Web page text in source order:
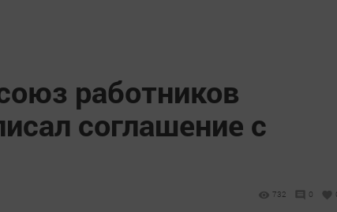
работников
соглашение с
732 0